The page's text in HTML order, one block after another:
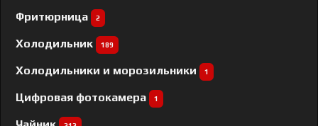
Фритюрница 2
Холодильник 189
Холодильники и морозильники 1
Цифровая фотокамера 1